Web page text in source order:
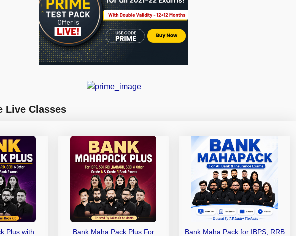
Live Classes
Plus with
Bank Maha Pack Plus For
Bank Maha Pack for IBPS, RRB